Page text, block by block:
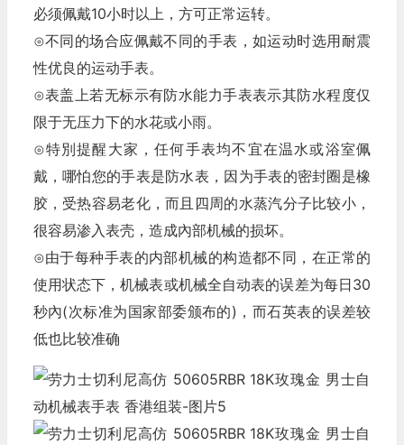
必须佩戴10小时以上，方可正常运转。
⊙不同的场合应佩戴不同的手表，如运动时选用耐震
性优良的运动手表。
⊙表盖上若无标示有防水能力手表表示其防水程度仅
限于无压力下的水花或小雨。
⊙特別提醒大家，任何手表均不宜在温水或浴室佩
戴，哪怕您的手表是防水表，因为手表的密封圈是橡
胶，受热容易老化，而且四周的水蒸汽分子比较小，
很容易渗入表壳，造成內部机械的损坏。
⊙由于每种手表的内部机械的构造都不同，在正常的
使用状态下，机械表或机械全自动表的误差为每日30
秒內(次标准为国家部委颁布的)，而石英表的误差较
低也比较准确